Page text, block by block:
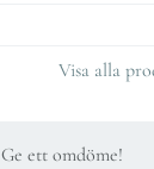
Visa alla
Ge ett omdöme!